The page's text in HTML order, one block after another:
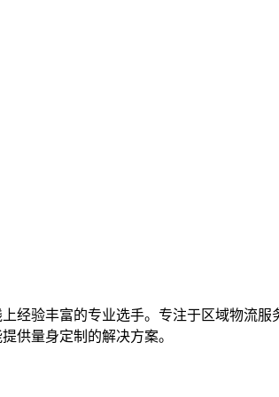
经验丰富的专业选手。专注于区域物流
供量身定制的解决方案。